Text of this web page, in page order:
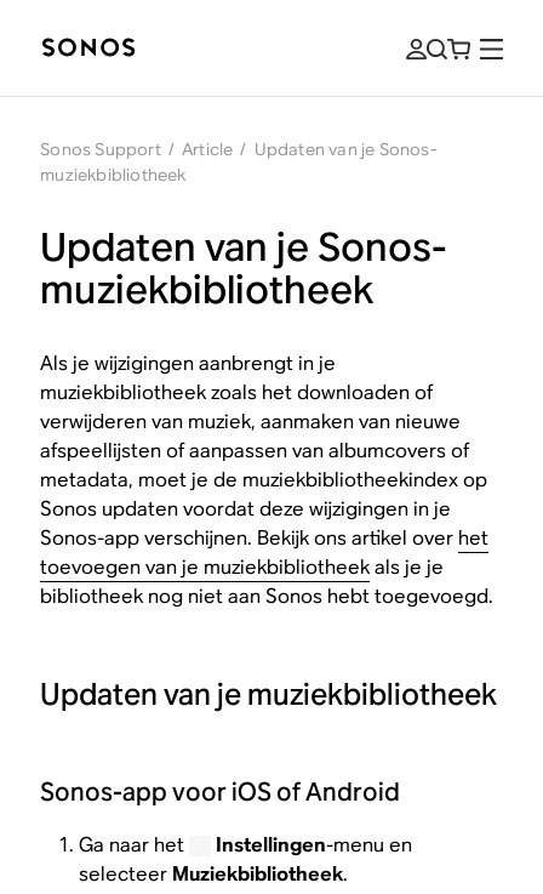
Sonos Support / Article / Updaten van je Sonos-
muziekbibliotheek
Updaten van je Sonos-
muziekbibliotheek
Als je wijzigingen aanbrengt in je
muziekbibliotheek zoals het downloaden of
verwijderen van muziek, aanmaken van nieuwe
afspeellijsten of aanpassen van albumcovers of
metadata, moet je de muziekbibliotheekindex op
Sonos updaten voordat deze wijzigingen in je
Sonos-app verschijnen. Bekijk ons artikel over het
toevoegen van je muziekbibliotheekals je je
bibliotheek nog niet aan Sonos hebt toegevoegd.
Updaten van je muziekbibliotheek
Sonos-app voor iOS of Android
Ga naar het Instellingen-menu en
selecteer Muziekbibliotheek.